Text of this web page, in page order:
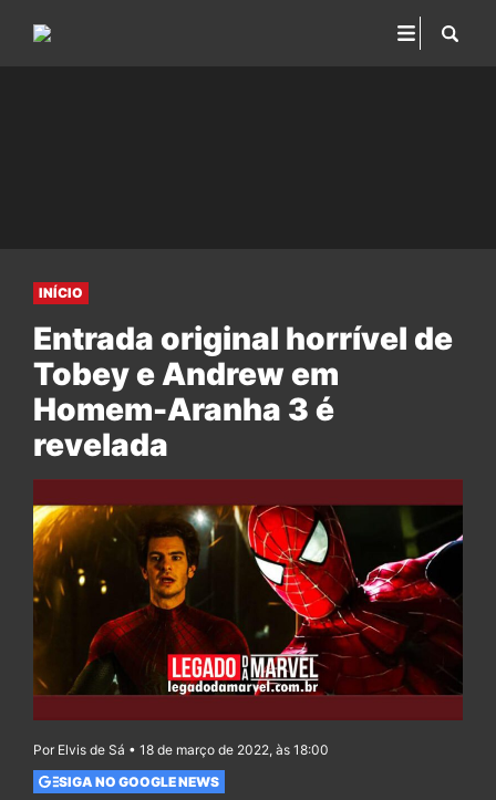
INÍCIO
Entrada original horrível de
Tobey e Andrew em
Homem-Aranha 3 é
revelada
Por Elvis de Sá • 18 de março de 2022, às 18:00
SIGA NO GOOGLE NEWS